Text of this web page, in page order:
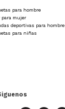
para hombre
para mujer
deportivas para hombre
para niñas